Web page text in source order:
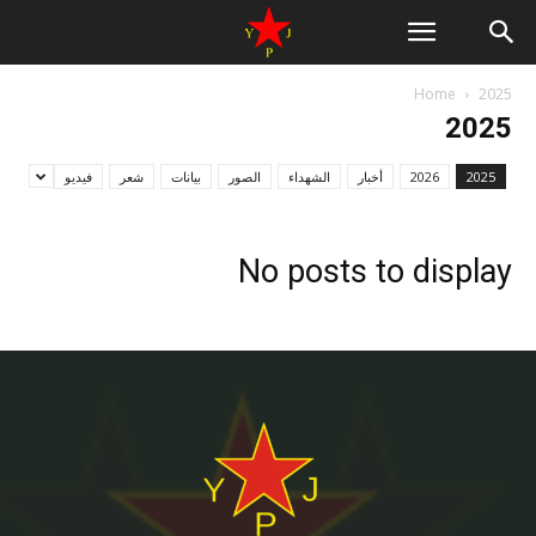
Home 2025
2025
2025
2026 أخبار الشهداء الصور بيانات شعر فيديو
No posts to display